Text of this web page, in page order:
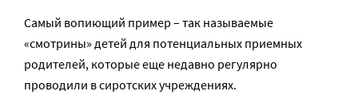
Самый вопиющий пример – так называемые
«смотрины» детей для потенциальных приемных
родителей, которые еще недавно регулярно
проводили в сиротских учреждениях.